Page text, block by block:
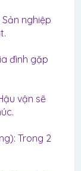
nghiệp
đình gặp
vận sẽ
Trong 2